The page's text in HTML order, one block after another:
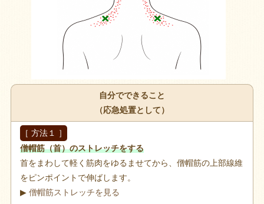
自分でできること
（応急処置として）
［ 方法１ ］
僧帽筋（首）のストレッチをする
首をまわして軽く筋肉をゆるませてから、僧帽筋の上部線維
をピンポイントで伸ばします。
▶ 僧帽筋ストレッチを見る